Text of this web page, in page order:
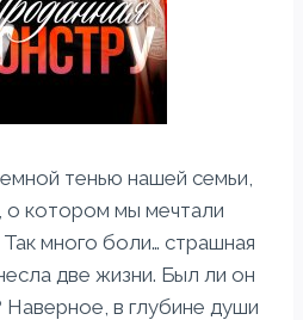
тенью нашей семьи,
котором мы мечтали
много боли… страшная
две жизни. Был ли он
в глубине души